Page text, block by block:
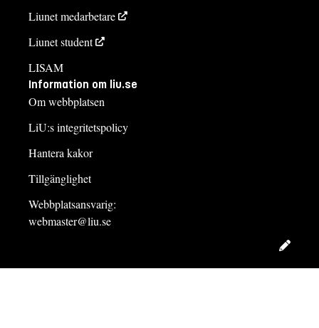
Liunet medarbetare
Liunet student
LISAM
Information om liu.se
Om webbplatsen
LiU:s integritetspolicy
Hantera kakor
Tillgänglighet
Webbplatsansvarig:
webmaster@liu.se